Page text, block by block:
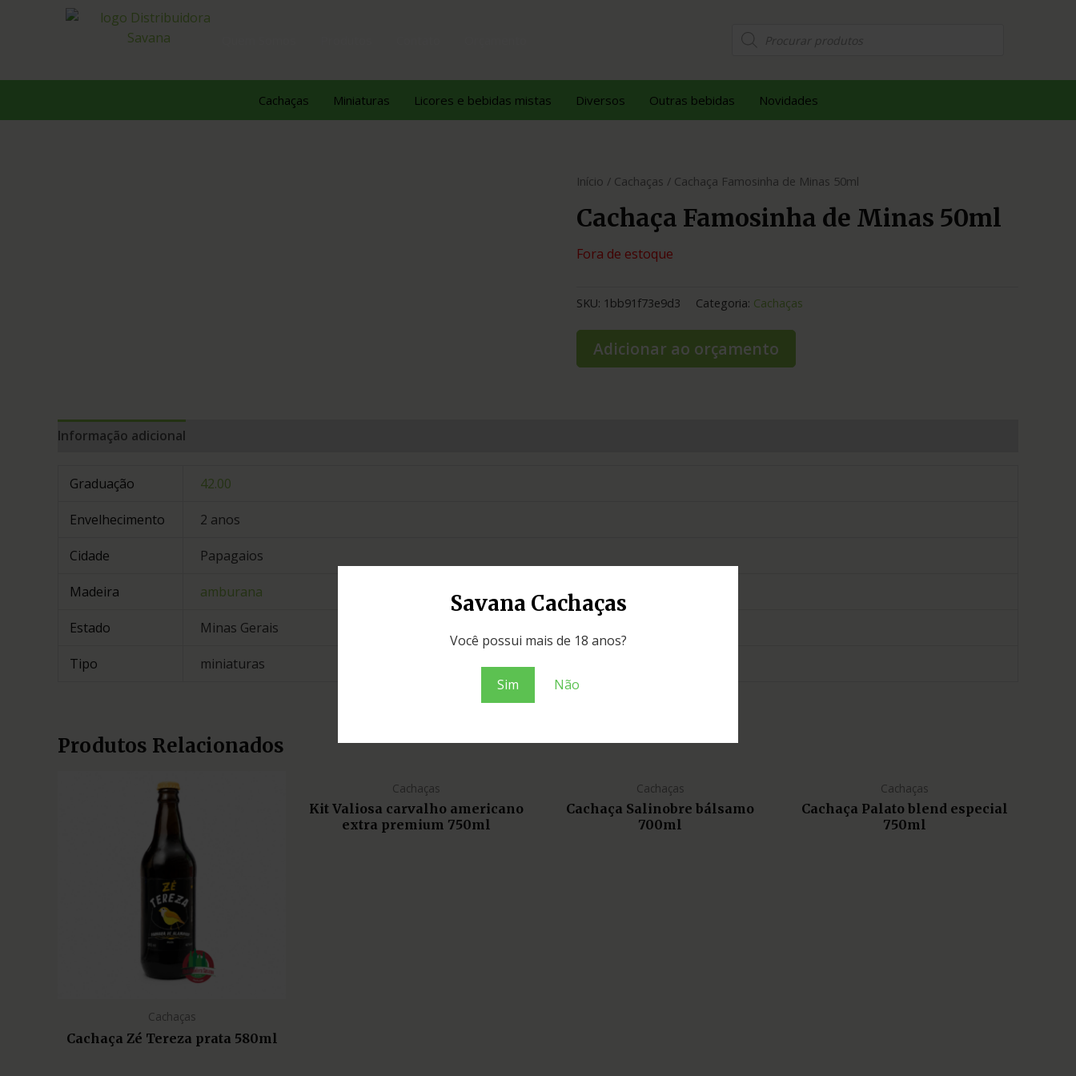
Savana Cachaças
Você possui mais de 18 anos?
Sim Não
Cachaças Miniaturas Licores e bebidas mistas Diversos Outras bebidas Novidades
Início / Cachaças / Cachaça Famosinha de Minas 50ml
Cachaça Famosinha de Minas 50ml
Fora de estoque
SKU: 1bb91f73e9d3 Categoria: Cachaças
Adicionar ao orçamento
Informação adicional
Graduação 42.00
Envelhecimento 2 anos
Cidade Papagaios
Madeira amburana
Estado Minas Gerais
Tipo miniaturas
Produtos Relacionados
Cachaças
Cachaça Zé Tereza prata 580ml
Cachaças
Kit Valiosa carvalho americano
extra premium 750ml
Cachaças
Cachaça Salinobre bálsamo
700ml
Cachaças
Cachaça Palato blend especial
750ml